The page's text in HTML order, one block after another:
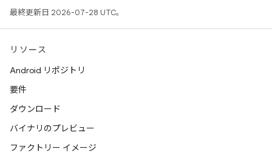
最終更新日 2026-07-28 UTC。
リソース
Android リポジトリ
要件
ダウンロード
バイナリのプレビュー
ファクトリー イメージ